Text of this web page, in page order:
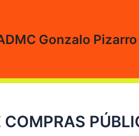
Gonzalo Pizarro
COMPRAS